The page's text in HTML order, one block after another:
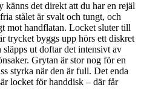
det direkt att du har en rejäl
stålet är svalt och tungt, och
mot handflatan. Locket sluter till
trycket byggs upp hörs ett diskret
ut doftar det intensivt av
Grytan är stor nog för en
styrka när den är full. Det enda
locket för handdisk – där får